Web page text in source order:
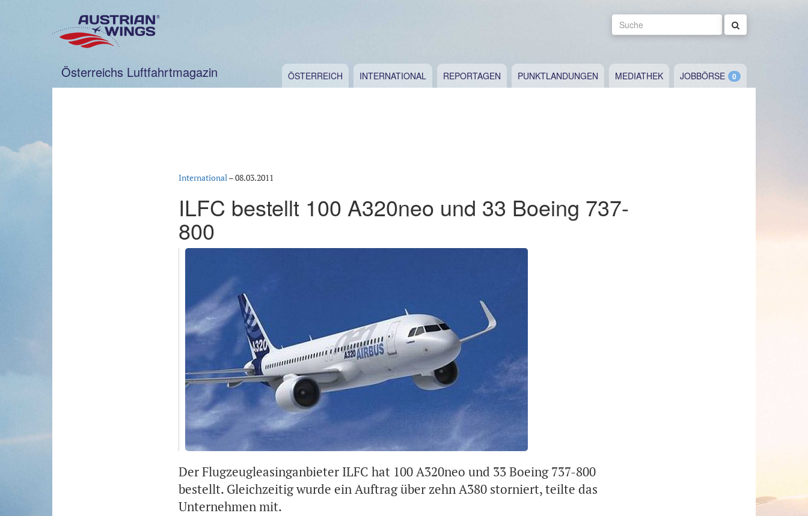
Suche
Österreichs Luftfahrtmagazin ÖSTERREICH INTERNATIONAL REPORTAGEN PUNKTLANDUNGEN MEDIATHEK JOBBÖRSE
International–08.03.2011
ILFC bestellt 100 A320neo und 33 Boeing 737-
800
Der Flugzeugleasinganbieter ILFC hat 100 A320neo und 33 Boeing 737-800
bestellt. Gleichzeitig wurde ein Auftrag über zehn A380 storniert, teilte das
Unternehmen mit.